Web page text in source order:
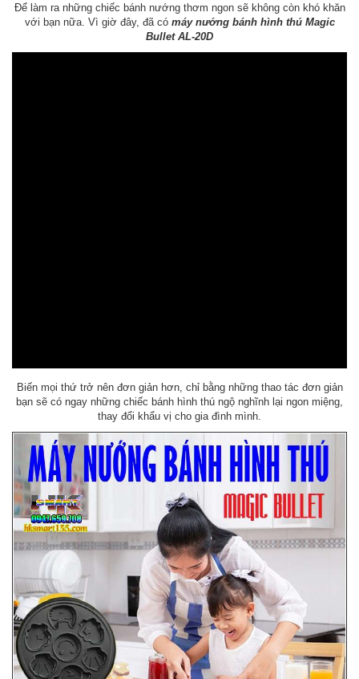
Để làm ra những chiếc bánh nướng thơm ngon sẽ không còn khó khăn
với bạn nữa. Vì giờ đây, đã có máy nướng bánh hình thú Magic
Bullet AL-20D
Biến mọi thứ trở nên đơn giản hơn, chỉ bằng những thao tác đơn giản
bạn sẽ có ngay những chiếc bánh hình thú ngộ nghĩnh lại ngon miệng,
thay đổi khẩu vị cho gia đình mình.